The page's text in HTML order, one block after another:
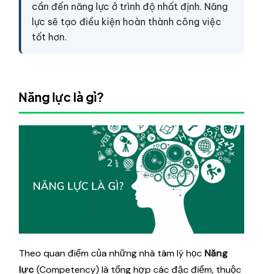
cần đến năng lực ở trình độ nhất định. Năng
lực sẽ tạo điều kiện hoàn thành công việc
tốt hơn.
Năng lực là gì?
Theo quan điểm của những nhà tâm lý học Năng
lực(Competency) là tổng hợp các đặc điểm, thuộc